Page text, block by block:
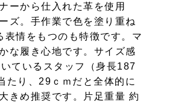
ーから仕入れた革を使用
ズ。手作業で色を塗り重ね
情をもつのも特徴です。マ
な履き心地です。サイズ感
ているスタッフ（身長187
たり、29ｃｍだと全体的に
きめ推奨です。片足重量 約